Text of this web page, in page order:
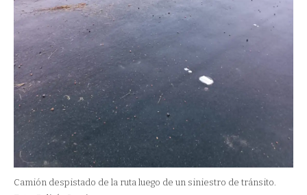
Camión despistado de la ruta luego de un siniestro de tránsito.